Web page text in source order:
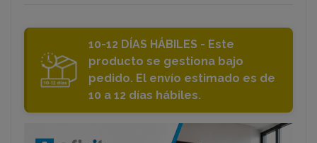
10-12 DÍAS HÁBILES - Este
producto se gestiona bajo
pedido. El envío estimado es de
10 a 12 días hábiles.